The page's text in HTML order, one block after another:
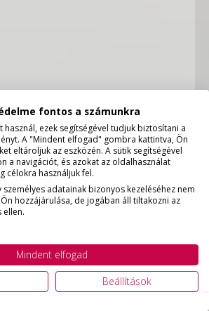
fontos a számunkra
használ, ezek segítségével tudjuk biztosítani a
A "Mindent elfogad" gombra kattintva, Ön
eltároljuk az eszközén. A sütik segítségével
a navigációt, és azokat az oldalhasználat
célokra használjuk fel.
adatainak bizonyos kezeléséhez nem
hozzájárulása, de jogában áll tiltakozni az
ellen.
Mindent elfogad
Beállítások